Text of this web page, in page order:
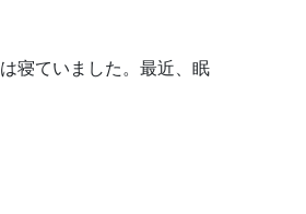
寝ていました。最近、眠